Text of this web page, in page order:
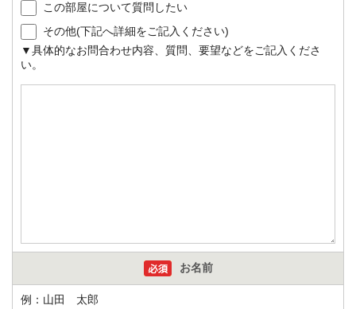
この部屋について質問したい
その他(下記へ詳細をご記入ください)
▼具体的なお問合わせ内容、質問、要望などをご記入くださ
い。
お名前
例：山田 太郎